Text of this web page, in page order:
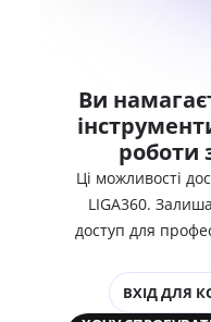
Ви
роботи
Ці можливості
LIGA360.
доступ для
ВХІД ДЛЯ